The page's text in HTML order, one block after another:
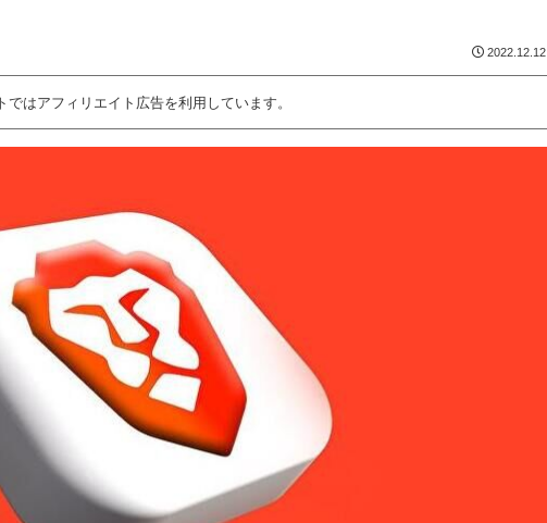
2022.12.12
ではアフィリエイト広告を利用しています。